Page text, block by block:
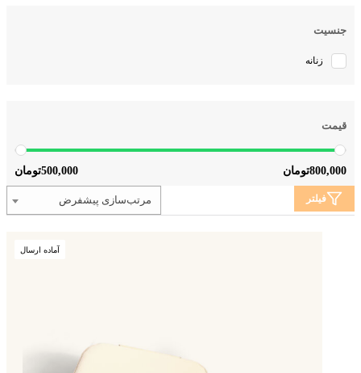
جنسیت
زنانه
قیمت
500,000تومان 800,000تومان
مرتب‌سازی پیشفرض فیلتر
آماده ارسال